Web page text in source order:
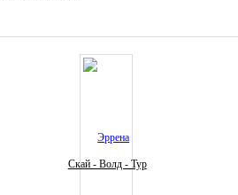
Скай - Волд - Тур